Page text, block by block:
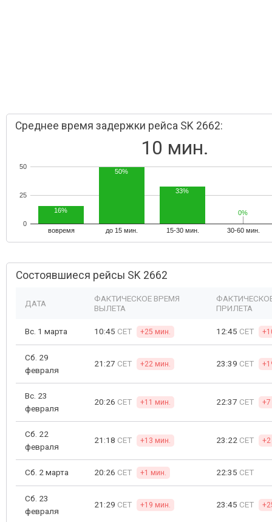
Среднее время задержки рейса SK 2662:
10 мин.
вовремя до 15 мин. 15-30 мин. 30-60 мин.
0
25
50
16%
50%
33%
0%
0%
Состоявшиеся рейсы SK 2662
ДАТА
ФАКТИЧЕСКОЕ ВРЕМЯ
ВЫЛЕТА
ПРИЛЕТА
Вс. 1 марта 10:45 CET +25 мин. 12:45 CET
Сб. 29
февраля
21:27 CET +22 мин. 23:39 CET
Вс. 23
февраля
20:26 CET +11 мин. 22:37 CET
Сб. 22
февраля
21:18 CET +13 мин. 23:22 CET
Сб. 2 марта 20:26 CET +1 мин. 22:35 CET
Сб. 23
февраля
21:29 CET +19 мин. 23:45 CET